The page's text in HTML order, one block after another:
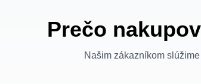
Prečo
Našim zákazníkom